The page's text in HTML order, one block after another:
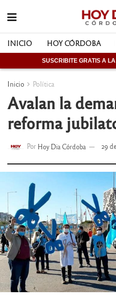
INICIO HOY CÓRDOBA
SUSCRIBITE GRATIS A
Inicio Política
Avalan la
reforma
Por Hoy Dia Córdoba 29